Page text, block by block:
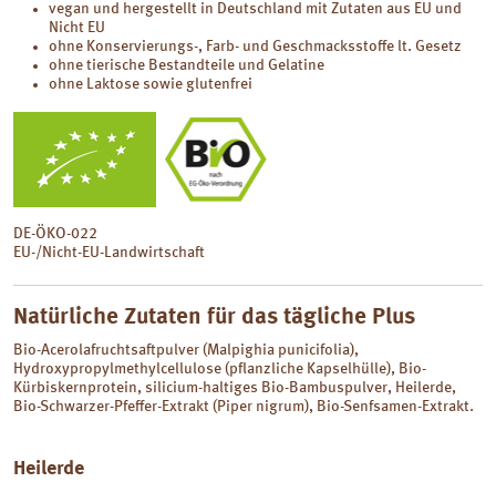
vegan und hergestellt in Deutschland mit Zutaten aus EU und
Nicht EU
ohne Konservierungs-, Farb- und Geschmacksstoffe lt. Gesetz
ohne tierische Bestandteile und Gelatine
ohne Laktose sowie glutenfrei
DE-ÖKO-022
EU-/Nicht-EU-Landwirtschaft
Natürliche Zutaten für das tägliche Plus
Bio-Acerolafruchtsaftpulver (Malpighia punicifolia),
Hydroxypropylmethylcellulose (pflanzliche Kapselhülle), Bio-
Kürbiskernprotein, silicium-haltiges Bio-Bambuspulver, Heilerde,
Bio-Schwarzer-Pfeffer-Extrakt (Piper nigrum), Bio-Senfsamen-Extrakt.
Heilerde